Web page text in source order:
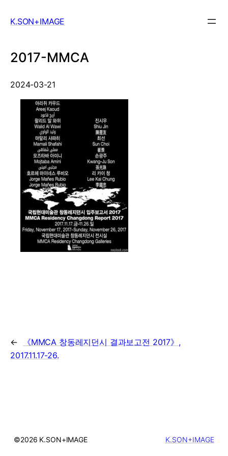
K.SON+IMAGE
2017-MMCA
2024-03-21
←
《MMCA 창동레지던시 결과보고전 2017》,
2017.11.17-26.
©2026 K.SON+IMAGE K.SON+IMAGE